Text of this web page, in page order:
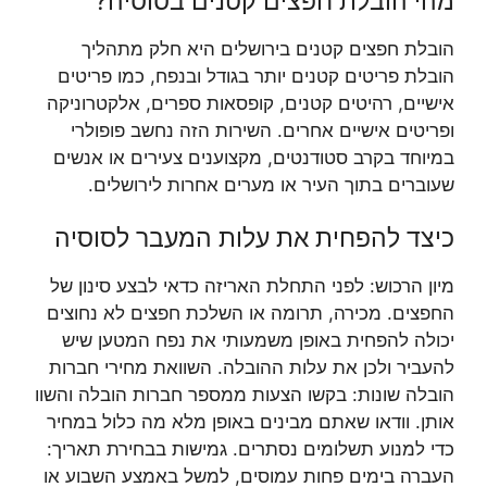
הובלת חפצים קטנים בירושלים היא חלק מתהליך
הובלת פריטים קטנים יותר בגודל ובנפח, כמו פריטים
אישיים, רהיטים קטנים, קופסאות ספרים, אלקטרוניקה
ופריטים אישיים אחרים. השירות הזה נחשב פופולרי
במיוחד בקרב סטודנטים, מקצוענים צעירים או אנשים
שעוברים בתוך העיר או מערים אחרות לירושלים.
כיצד להפחית את עלות המעבר לסוסיה
מיון הרכוש: לפני התחלת האריזה כדאי לבצע סינון של
החפצים. מכירה, תרומה או השלכת חפצים לא נחוצים
יכולה להפחית באופן משמעותי את נפח המטען שיש
להעביר ולכן את עלות ההובלה. השוואת מחירי חברות
הובלה שונות: בקשו הצעות ממספר חברות הובלה והשוו
אותן. וודאו שאתם מבינים באופן מלא מה כלול במחיר
כדי למנוע תשלומים נסתרים. גמישות בבחירת תאריך:
העברה בימים פחות עמוסים, למשל באמצע השבוע או